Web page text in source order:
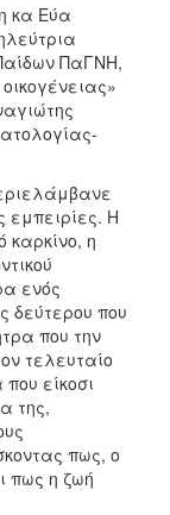
κα Εύα
ΠαΓΝΗ,
εμπειρίες. Η
καρκίνο, η
ενός
δεύτερου που
που την
τελευταίο
είκοσι
της,
πως, ο
πως η ζωή